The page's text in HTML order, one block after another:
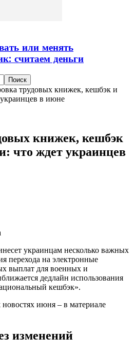
или менять
считаем деньги
трудовых книжек, кешбэк и
в июне
книжек, кешбэк
что ждет украинцев
украинцам несколько важных
перехода на электронные
выплат для военных и
дедлайн использования
кешбэк».
июня – в материале
изменений